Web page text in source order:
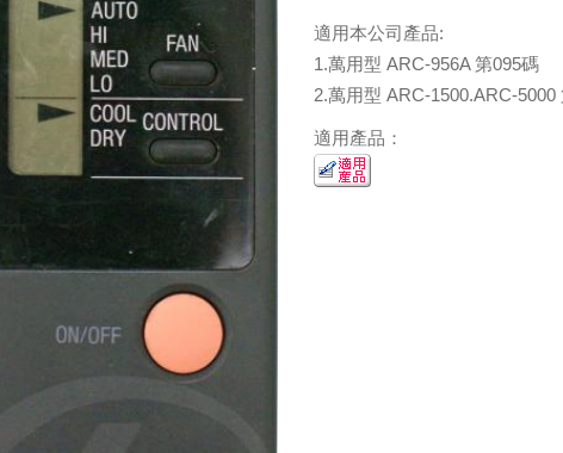
適用本公司產品:
1.萬用型 ARC-956A 第095碼
2.萬用型 ARC-1500.ARC-5000
適用產品：